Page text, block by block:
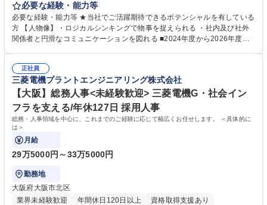
す。 【業務内容の一例】■所属事業部の勤労業務 ■海外に関係する各種業
務 ■営業部門の企画スタッフ、ルート営業 【キャリアパス】入社後の配属
ポジションで一定期間ご活躍頂いた後、本人の適性及び将来のキャリアを
鑑みてジョブローテーションを行います。 【育成】OJTでの現場育成や研
表するインフラ企業 #ポテンシャル採用
必要な経験・能力等
必要な経験・能力等 ★当社でご活躍期待できるポテンシャルを有している
方 【人物像】・ロジカルシンキングで物事を捉えられる ・社内及び社外
関係者と円滑なコミュニケーションを図れる ■2024年度から2026年度ま
72.html ■エネルギーセキュリティの不安定化や気候変動による自然災害の
甚大化など、これまで以上に社会課題解決の重要性が高まっています。
「未来の日常」の創造に向けて持続可能な社会の実現に貢献してまいりま
す。 学歴・資格 学歴：大学院 大学 語学力： 資格：
正社員
三菱電機プラントエンジニアリング株式会社
【大阪】総務人事<未経験歓迎> 三菱電機G・社会イン
フラを支える/年休127日 採用人事
総務・人事領域を中心に、これまでのご経験に応じて幅広くお任せします。 ＜具体的に
は＞
月給
29万5000円～33万5000円
勤務地
大阪府大阪市北区
業界未経験歓迎
年間休日120日以上
資格取得支援あり